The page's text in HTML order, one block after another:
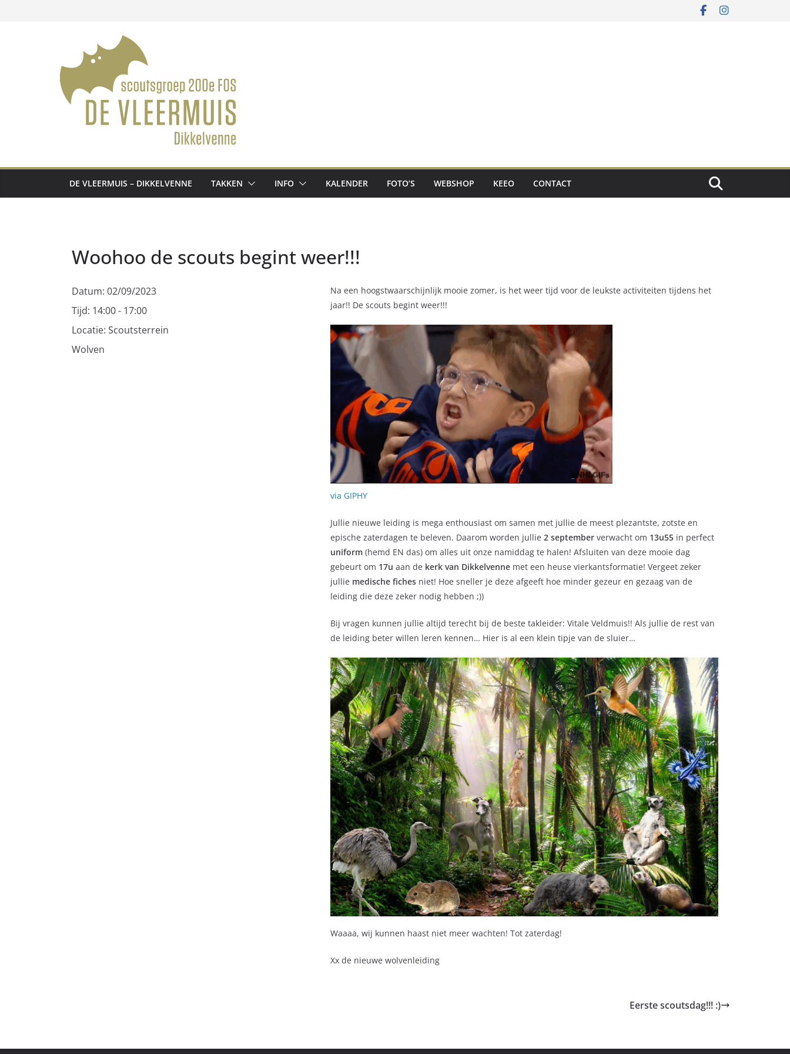
DE VLEERMUIS – DIKKELVENNE TAKKEN INFO KALENDER FOTO’S WEBSHOP KEEO CONTACT
Woohoo de scouts begint weer!!!
Datum: 02/09/2023
Tijd: 14:00 - 17:00
Locatie: Scoutsterrein
Wolven
Na een hoogstwaarschijnlijk mooie zomer, is het weer tijd voor de leukste activiteiten tijdens het
jaar!! De scouts begint weer!!!
via GIPHY
Jullie nieuwe leiding is mega enthousiast om samen met jullie de meest plezantste, zotste en
epische zaterdagen te beleven. Daarom worden jullie 2 september verwacht om 13u55 in perfect
uniform (hemd EN das) om alles uit onze namiddag te halen! Afsluiten van deze mooie dag
gebeurt om 17u aan de kerk van Dikkelvenne met een heuse vierkantsformatie! Vergeet zeker
jullie medische fiches niet! Hoe sneller je deze afgeeft hoe minder gezeur en gezaag van de
leiding die deze zeker nodig hebben ;))
Bij vragen kunnen jullie altijd terecht bij de beste takleider: Vitale Veldmuis!! Als jullie de rest van
de leiding beter willen leren kennen… Hier is al een klein tipje van de sluier…
Waaaa, wij kunnen haast niet meer wachten! Tot zaterdag!
Xx de nieuwe wolvenleiding
Eerste scoutsdag!!! :)